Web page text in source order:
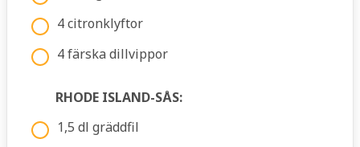
4 citronklyftor
4 färska dillvippor
RHODE ISLAND-SÅS:
1,5 dl gräddfil